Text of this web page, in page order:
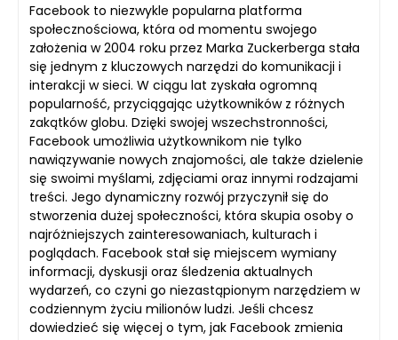
Facebook to niezwykle popularna platforma
społecznościowa, która od momentu swojego
założenia w 2004 roku przez Marka Zuckerberga stała
się jednym z kluczowych narzędzi do komunikacji i
interakcji w sieci. W ciągu lat zyskała ogromną
popularność, przyciągając użytkowników z różnych
zakątków globu. Dzięki swojej wszechstronności,
Facebook umożliwia użytkownikom nie tylko
nawiązywanie nowych znajomości, ale także dzielenie
się swoimi myślami, zdjęciami oraz innymi rodzajami
treści. Jego dynamiczny rozwój przyczynił się do
stworzenia dużej społeczności, która skupia osoby o
najróżniejszych zainteresowaniach, kulturach i
poglądach. Facebook stał się miejscem wymiany
informacji, dyskusji oraz śledzenia aktualnych
wydarzeń, co czyni go niezastąpionym narzędziem w
codziennym życiu milionów ludzi. Jeśli chcesz
dowiedzieć się więcej o tym, jak Facebook zmienia